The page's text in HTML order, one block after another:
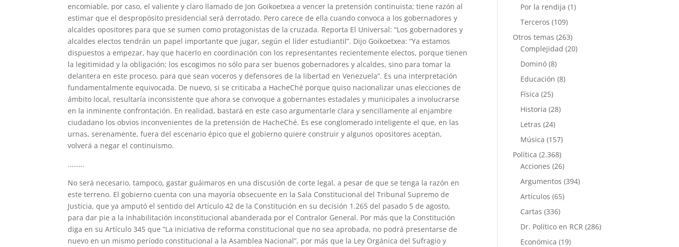
encomiable, por caso, el valiente y claro llamado de Jon Goikoetxea a vencer la pretensión continuista; tiene razón al
estimar que el despropósito presidencial será derrotado. Pero carece de ella cuando convoca a los gobernadores y
alcaldes opositores para que se sumen como protagonistas de la cruzada. Reporta El Universal: “Los gobernadores y
alcaldes electos tendrán un papel importante que jugar, según el líder estudiantil”. Dijo Goikoetxea: “Ya estamos
dispuestos a empezar, hay que hacerlo en coordinación con los representantes recientemente electos, porque tienen
la legitimidad y la obligación; los escogimos no sólo para ser buenos gobernadores y alcaldes, sino para tomar la
delantera en este proceso, para que sean voceros y defensores de la libertad en Venezuela”. Es una interpretación
fundamentalmente equivocada. De nuevo, si se criticaba a HacheChé porque quiso nacionalizar unas elecciones de
ámbito local, resultaría inconsistente que ahora se convoque a gobernantes estadales y municipales a involucrarse
en la inminente confrontación. En realidad, bastará en este caso argumentarle clara y sencillamente al enjambre
ciudadano los obvios inconvenientes de la pretensión de HacheChé. Es ese conglomerado inteligente el que, en las
urnas, serenamente, fuera del escenario épico que el gobierno quiere construir y algunos opositores aceptan,
volverá a negar el continuismo.
………
No será necesario, tampoco, gastar guáimaros en una discusión de corte legal, a pesar de que se tenga la razón en
este terreno. El gobierno cuenta con una mayoría obsecuente en la Sala Constitucional del Tribunal Supremo de
Justicia, que ya amputó el sentido del Artículo 42 de la Constitución en su decisión 1.265 del pasado 5 de agosto,
para dar pie a la inhabilitación inconstitucional abanderada por el Contralor General. Por más que la Constitución
diga en su Artículo 345 que “La iniciativa de reforma constitucional que no sea aprobada, no podrá presentarse de
nuevo en un mismo período constitucional a la Asamblea Nacional”, por más que la Ley Orgánica del Sufragio y
Por la rendija (1)
Terceros (109)
Otros temas (263)
Complejidad (20)
Dominó (8)
Educación (8)
Física (25)
Historia (28)
Letras (24)
Música (157)
Política (2.368)
Acciones (26)
Argumentos (394)
Artículos (65)
Cartas (336)
Dr. Político en RCR (286)
Económica (19)